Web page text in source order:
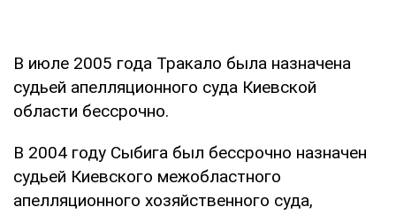
В июле 2005 года Тракало была назначена
судьей апелляционного суда Киевской
области бессрочно.
В 2004 году Сыбига был бессрочно назначен
судьей Киевского межобластного
апелляционного хозяйственного суда,